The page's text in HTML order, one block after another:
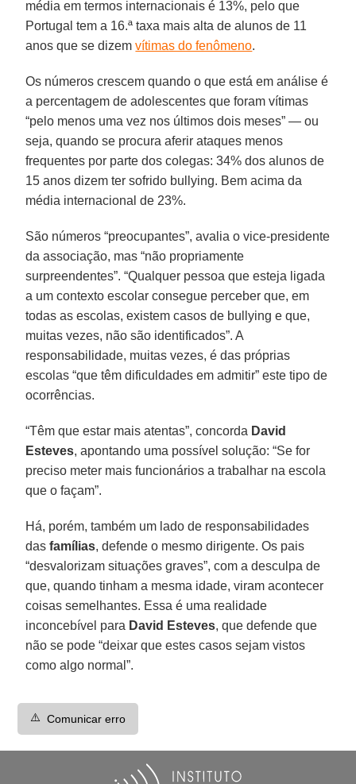
média em termos internacionais é 13%, pelo que
Portugal tem a 16.ª taxa mais alta de alunos de 11
anos que se dizemvítimas do fenômeno.
Os números crescem quando o que está em análise é
a percentagem de adolescentes que foram vítimas
“pelo menos uma vez nos últimos dois meses” — ou
seja, quando se procura aferir ataques menos
frequentes por parte dos colegas: 34% dos alunos de
15 anos dizem ter sofrido bullying. Bem acima da
média internacional de 23%.
São números “preocupantes”, avalia o vice-presidente
da associação, mas “não propriamente
surpreendentes”. “Qualquer pessoa que esteja ligada
a um contexto escolar consegue perceber que, em
todas as escolas, existem casos de bullying e que,
muitas vezes, não são identificados”. A
responsabilidade, muitas vezes, é das próprias
escolas “que têm dificuldades em admitir” este tipo de
ocorrências.
“Têm que estar mais atentas”, concorda David
Esteves, apontando uma possível solução: “Se for
preciso meter mais funcionários a trabalhar na escola
que o façam”.
Há, porém, também um lado de responsabilidades
dasfamílias, defende o mesmo dirigente. Os pais
“desvalorizam situações graves”, com a desculpa de
que, quando tinham a mesma idade, viram acontecer
coisas semelhantes. Essa é uma realidade
inconcebível para David Esteves, que defende que
não se pode “deixar que estes casos sejam vistos
como algo normal”.
⚠️ Comunicar erro